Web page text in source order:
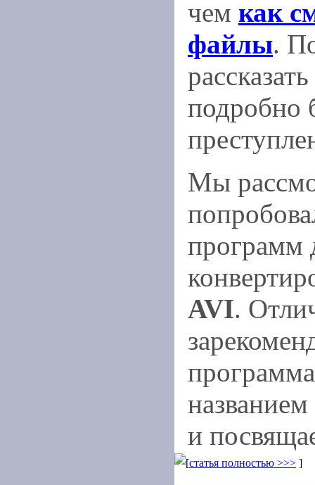
чем как
файлы.
подробно
Мы
программ
AVI.
названием
и
[статья полностью >>> ]